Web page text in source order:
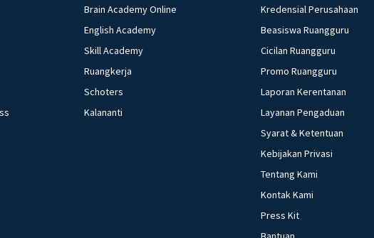
Brain Academy Online
English Academy
Skill Academy
Ruangkerja
Schoters
Kalananti
Kredensial Perusahaan
Beasiswa Ruangguru
Cicilan Ruangguru
Promo Ruangguru
Laporan Kerentanan
Layanan Pengaduan
Syarat & Ketentuan
Kebijakan Privasi
Tentang Kami
Kontak Kami
Press Kit